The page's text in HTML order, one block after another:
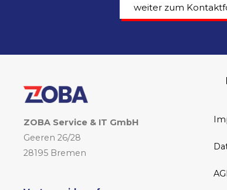
weiter zum
ZOBA Service & IT GmbH
Geeren 26/28
28195 Bremen